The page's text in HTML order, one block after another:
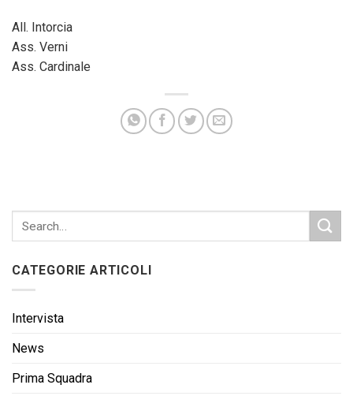
All. Intorcia
Ass. Verni
Ass. Cardinale
CATEGORIE ARTICOLI
Intervista
News
Prima Squadra